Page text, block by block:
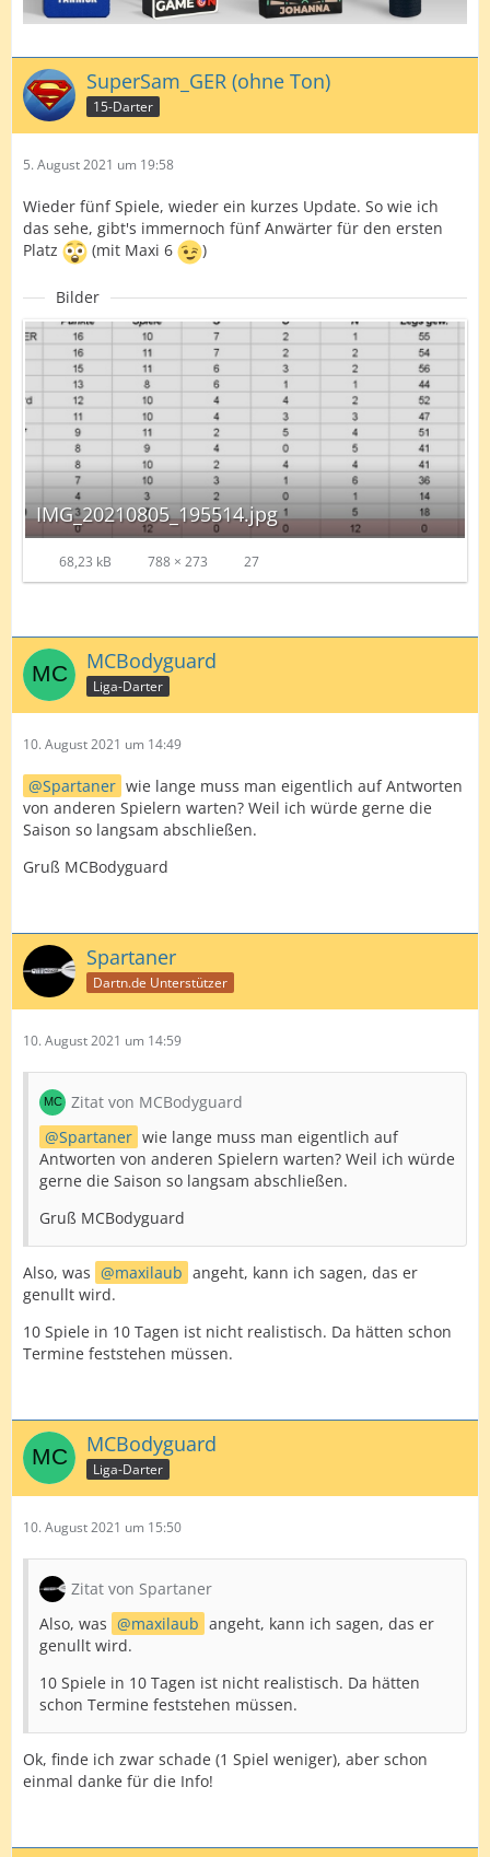
SuperSam_GER (ohne Ton)
15-Darter
5. August 2021 um 19:58
Wieder fünf Spiele, wieder ein kurzes Update. So wie ich
das sehe, gibt's immernoch fünf Anwärter für den ersten
Platz
(mit Maxi 6 )
Bilder
IMG_20210805_195514.jpg
68,23 kB 788 × 273 27
MCBodyguard
Liga-Darter
10. August 2021 um 14:49
Spartaner wie lange muss man eigentlich auf Antworten
von anderen Spielern warten? Weil ich würde gerne die
Saison so langsam abschließen.
Gruß MCBodyguard
Spartaner
Dartn.de Unterstützer
10. August 2021 um 14:59
Zitat von MCBodyguard
Spartaner wie lange muss man eigentlich auf
Antworten von anderen Spielern warten? Weil ich würde
gerne die Saison so langsam abschließen.
Gruß MCBodyguard
Also, was maxilaub angeht, kann ich sagen, das er
genullt wird.
10 Spiele in 10 Tagen ist nicht realistisch. Da hätten schon
Termine feststehen müssen.
MCBodyguard
Liga-Darter
10. August 2021 um 15:50
Zitat von Spartaner
Also, was
maxilaub angeht, kann ich sagen, das er
genullt wird.
10 Spiele in 10 Tagen ist nicht realistisch. Da hätten
schon Termine feststehen müssen.
Ok, finde ich zwar schade (1 Spiel weniger), aber schon
einmal danke für die Info!